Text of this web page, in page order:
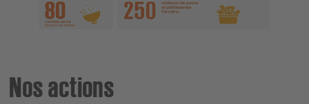
Nos actions